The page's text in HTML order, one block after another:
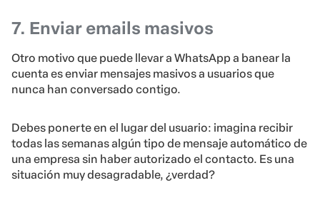
7. Enviar emails masivos
Otro motivo que puede llevar a WhatsApp a banear la
cuenta es enviar mensajes masivos a usuarios que
nunca han conversado contigo.
Debes ponerte en el lugar del usuario: imagina recibir
todas las semanas algún tipo de mensaje automático de
una empresa sin haber autorizado el contacto. Es una
situación muy desagradable, ¿verdad?